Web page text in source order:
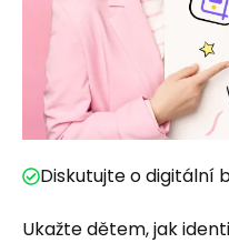
Diskutujte o digitální
Ukažte dětem, jak